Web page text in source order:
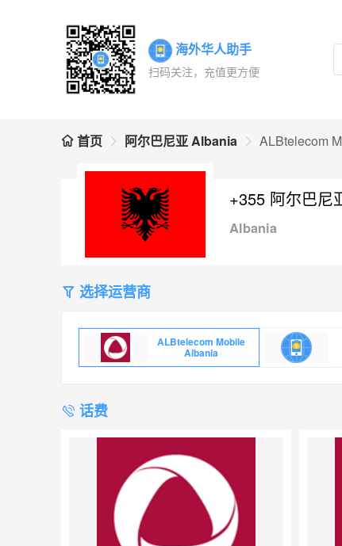
海外华人助手
扫码关注，充值更方便
首页 阿尔巴尼亚 Albania ALBtelecom
+355 阿尔巴尼
Albania
选择运营商
ALBtelecom Mobile
Albania
话费